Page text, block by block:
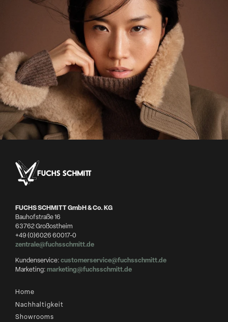
FUCHS SCHMITT GmbH & Co. KG
Bauhofstraße 16
63762 Großostheim
+49 (0)6026 60017-0
zentrale@fuchsschmitt.de
Kundenservice:customerservice@fuchsschmitt.de
Marketing:marketing@fuchsschmitt.de
Home
Nachhaltigkeit
Showrooms